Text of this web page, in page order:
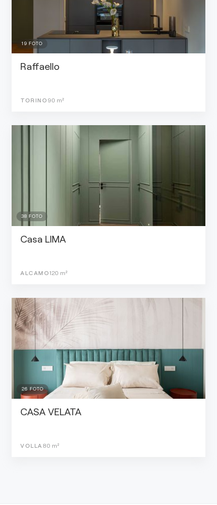
19 FOTO
Raffaello
TORINO 90 m²
38 FOTO
Casa LIMA
ALCAMO120 m²
26 FOTO
CASA VELATA
VOLLA 80 m²